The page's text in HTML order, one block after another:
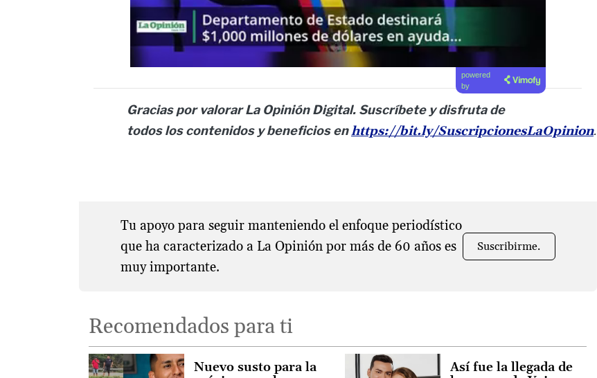
powered
by
Gracias por valorar La Opinión Digital. Suscríbete y disfruta de
todos los contenidos y beneficios enhttps://bit.ly/SuscripcionesLaOpinion.
Tu apoyo para seguir manteniendo el enfoque periodístico
que ha caracterizado a La Opinión por más de 60 años es
muy importante.
Suscribirme.
Recomendados para ti
Nuevo susto para la
Así fue la llegada de